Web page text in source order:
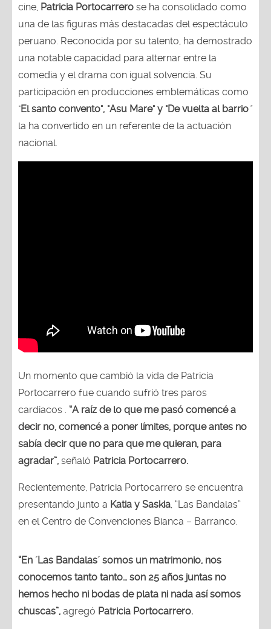
cine, Patricia Portocarrero se ha consolidado como
una de las figuras más destacadas del espectáculo
peruano. Reconocida por su talento, ha demostrado
una notable capacidad para alternar entre la
comedia y el drama con igual solvencia. Su
participación en producciones emblemáticas como
"El santo convento", "Asu Mare" y "De vuelta al barrio"
la ha convertido en un referente de la actuación
nacional.
Un momento que cambió la vida de Patricia
Portocarrero fue cuando sufrió tres paros
cardiacos . “A raíz de lo que me pasó comencé a
decir no, comencé a poner límites, porque antes no
sabía decir que no para que me quieran, para
agradar”, señaló Patricia Portocarrero.
Recientemente, Patricia Portocarrero se encuentra
presentando junto a Katia y Saskia, “Las Bandalas”
en el Centro de Convenciones Bianca – Barranco.
“En ´Las Bandalas´ somos un matrimonio, nos
conocemos tanto tanto… son 25 años juntas no
hemos hecho ni bodas de plata ni nada así somos
chuscas”, agregó Patricia Portocarrero.